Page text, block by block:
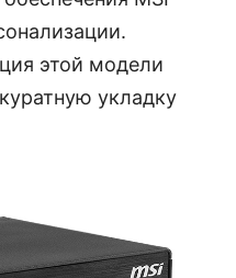
этой модели
укладку